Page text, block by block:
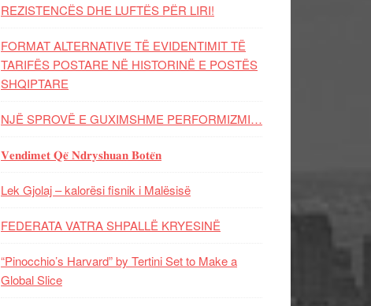
REZISTENCЁS DHE LUFTЁS PЁR LIRI!
FORMAT ALTERNATIVE TË EVIDENTIMIT TË
TARIFËS POSTARE NË HISTORINË E POSTËS
SHQIPTARE
NJË SPROVË E GUXIMSHME PERFORMIZMI…
𝐕𝐞𝐧𝐝𝐢𝐦𝐞𝐭 𝐐𝐞̈ 𝐍𝐝𝐫𝐲𝐬𝐡𝐮𝐚𝐧 𝐁𝐨𝐭𝐞̈𝐧
Lek Gjolaj – kalorësi fisnik i Malësisë
FEDERATA VATRA SHPALLË KRYESINË
“Pinocchio’s Harvard” by Tertini Set to Make a
Global Slice